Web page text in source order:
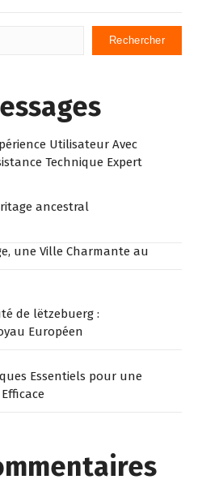
Rechercher
Utilisateur Avec
Technique Expert
ancestral
une Ville Charmante au
de lëtzebuerg :
Européen
Essentiels pour une